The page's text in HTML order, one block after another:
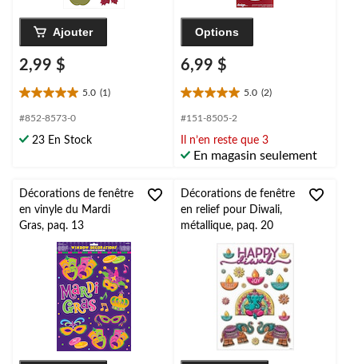
Ajouter
2,99 $
5.0 (1)
5.0
étoile(s)
5.
#852-8573-0
23 En Stock
Options
6,99 $
5.0 (2)
5.0
étoile(s)
5.
2
#151-8505-2
Il n’en reste que 3
En magasin seulement
Décorations de fenêtre
en vinyle du Mardi
Gras, paq. 13
Décorations de fenêtre
en relief pour Diwali,
métallique, paq. 20